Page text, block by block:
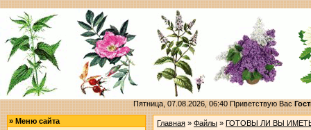
Пятница, 07.08.2026, 06:40Приветствую Вас
» Меню сайта
Главная» Файлы» ГОТОВЫ ЛИ ВЫ